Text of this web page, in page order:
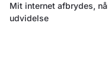
Mit internet afbrydes,
udvidelse